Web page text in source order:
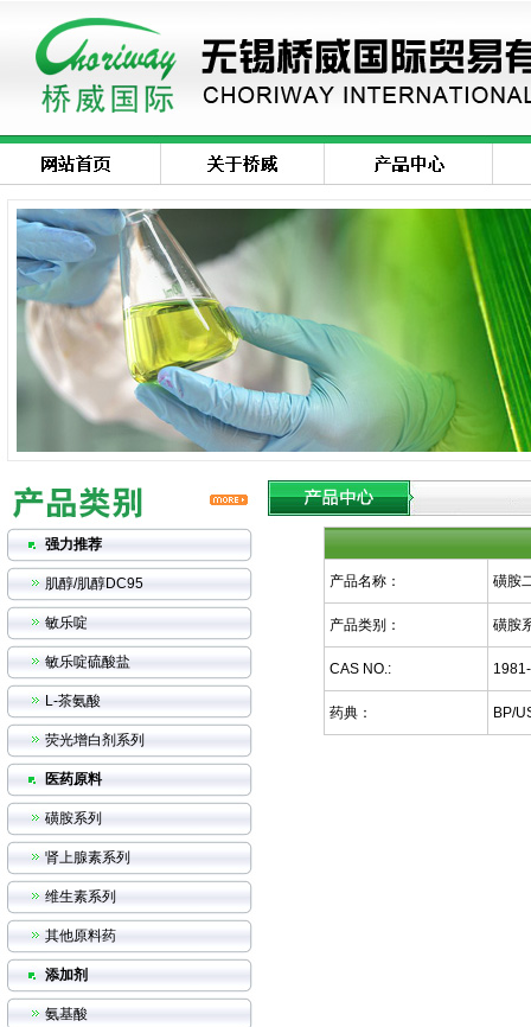
强力推荐
肌醇/肌醇DC95
敏乐啶
敏乐啶硫酸盐
L-茶氨酸
荧光增白剂系列
医药原料
磺胺系列
肾上腺素系列
维生素系列
其他原料药
添加剂
氨基酸
产品名称： 磺胺
产品类别： 磺胺
CAS NO.:
药典： BP/